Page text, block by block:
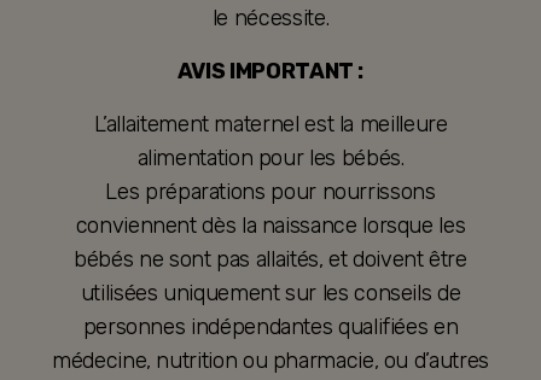
le nécessite.
AVIS IMPORTANT :
L’allaitement maternel est la meilleure
alimentation pour les bébés.
Les préparations pour nourrissons
conviennent dès la naissance lorsque les
bébés ne sont pas allaités, et doivent être
utilisées uniquement sur les conseils de
personnes indépendantes qualifiées en
médecine, nutrition ou pharmacie, ou d’autres